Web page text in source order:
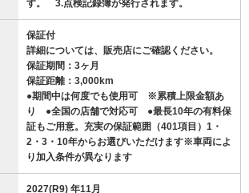
す。 3.点検記録簿が発行されます。
保証付
詳細については、販売店にご確認ください。
保証期間：3ヶ月
保証距離：3,000km
●期間中は何度でも使用可 ※累積上限金額あ
り ●全国の店舗で対応可 ●最長10年の有料保
証もご用意。充実の保証範囲（401項目）1・
2・3・10年からお選びいただけます※車両によ
り加入条件が異なります
2027(R9) 年11月